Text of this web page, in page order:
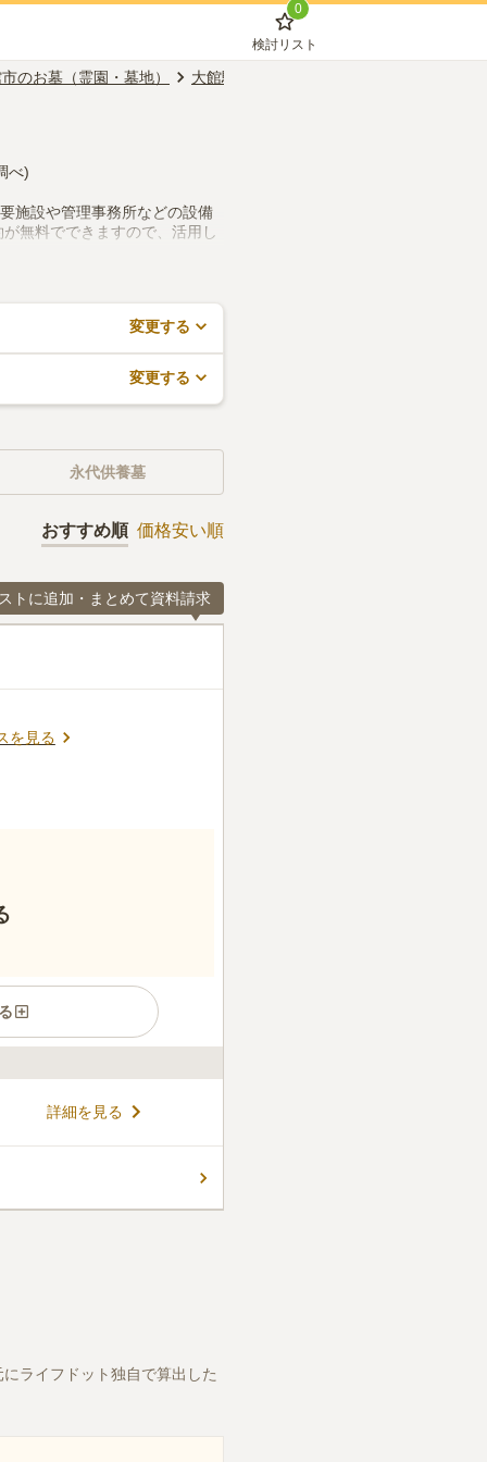
0
検討リスト
のお墓（霊園・墓地） 大館駅のお墓（霊園・墓地）
べ)
施設や管理事務所などの設備
無料でできますので、活用し
変更する
変更する
永代供養墓
おすすめ順 価格安い順
トに追加・まとめて資料請求
を見る
普通墓地は高さの制限と隣
それ以外は自由に建立する
ちの方におすすめです。 墓
望することができます。
便利です。
詳細を見る
ライフドット独自で算出した